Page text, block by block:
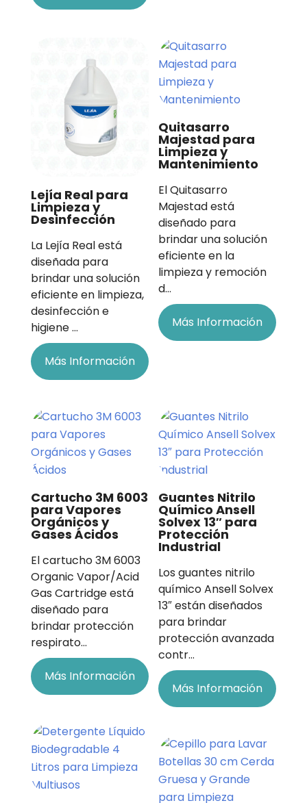
Lejía Real para
Limpieza y
Desinfección
La Lejía Real está
diseñada para
brindar una solución
eficiente en limpieza,
desinfección e
higiene …
Más Información
Quitasarro
Majestad para
Limpieza y
Mantenimiento
El Quitasarro
Majestad está
diseñado para
brindar una solución
eficiente en la
limpieza y remoción
d…
Más Información
Cartucho 3M 6003
para Vapores
Orgánicos y
Gases Ácidos
El cartucho 3M 6003
Organic Vapor/Acid
Gas Cartridge está
diseñado para
brindar protección
respirato…
Más Información
Guantes Nitrilo
Químico Ansell
Solvex 13″ para
Protección
Industrial
Los guantes nitrilo
químico Ansell Solvex
13″ están diseñados
para brindar
protección avanzada
contr…
Más Información